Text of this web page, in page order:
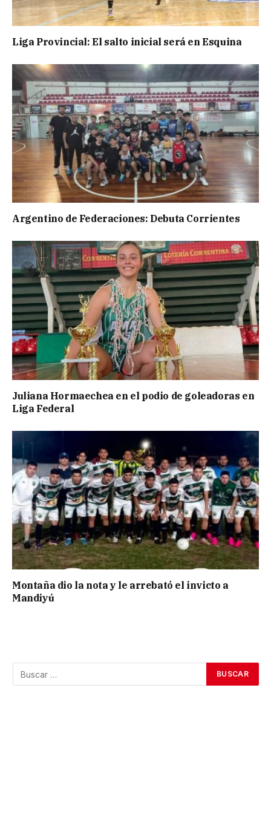
Liga Provincial: El salto inicial será en Esquina
Argentino de Federaciones: Debuta Corrientes
Juliana Hormaechea en el podio de goleadoras en
Liga Federal
Montaña dio la nota y le arrebató el invicto a
Mandiyú